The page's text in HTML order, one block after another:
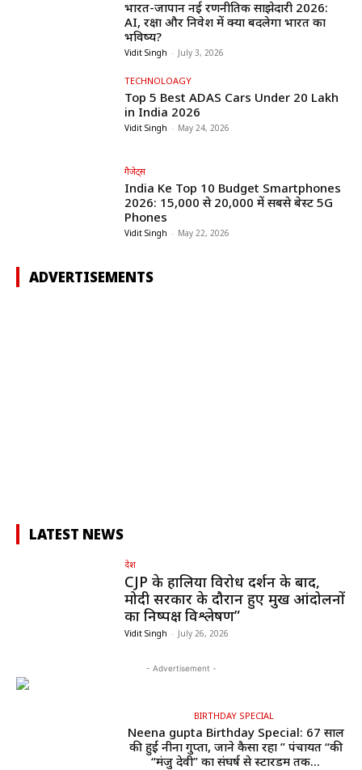
भारत-जापान नई रणनीतिक साझेदारी 2026:
AI, रक्षा और निवेश में क्या बदलेगा भारत का
भविष्य?
Vidit Singh - July 3, 2026
TECHNOLOAGY
Top 5 Best ADAS Cars Under ₹20 Lakh
in India 2026
Vidit Singh - May 24, 2026
गैजेट्स
India Ke Top 10 Budget Smartphones
2026: ₹15,000 से ₹20,000 में सबसे बेस्ट 5G
Phones
Vidit Singh - May 22, 2026
ADVERTISEMENTS
LATEST NEWS
देश
CJP के हालिया विरोध प्रदर्शन के बाद,
मोदी सरकार के दौरान हुए प्रमुख आंदोलनों
का निष्पक्ष विश्लेषण”
Vidit Singh - July 26, 2026
- Advertisement -
BIRTHDAY SPECIAL
Neena gupta Birthday Special: 67 साल
की हुईं नीना गुप्ता, जाने कैसा रहा ” पंचायत “की
“मंजु देवी” का संघर्ष से स्टारडम तक...